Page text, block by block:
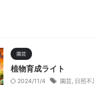
園芸
植物育成ライト
2024/11/4 園芸 日照不